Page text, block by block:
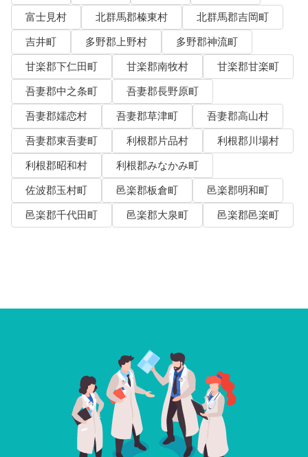
富士見村
北群馬郡榛東村
北群馬郡吉岡町
吉井町
多野郡上野村
多野郡神流町
甘楽郡下仁田町
甘楽郡南牧村
甘楽郡甘楽町
吾妻郡中之条町
吾妻郡長野原町
吾妻郡嬬恋村
吾妻郡草津町
吾妻郡高山村
吾妻郡東吾妻町
利根郡片品村
利根郡川場村
利根郡昭和村
利根郡みなかみ町
佐波郡玉村町
邑楽郡板倉町
邑楽郡明和町
邑楽郡千代田町
邑楽郡大泉町 邑楽郡邑楽町